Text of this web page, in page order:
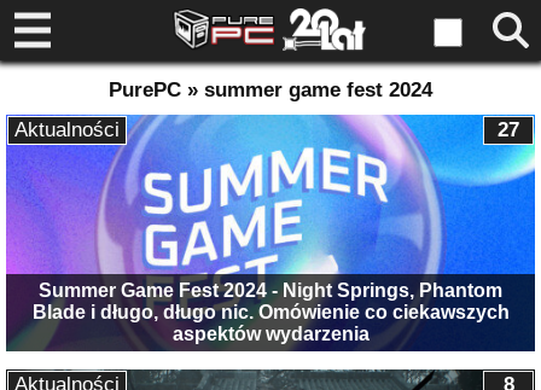
PurePC » summer game fest 2024
Summer Game Fest 2024 - Night Springs, Phantom
Blade i długo, długo nic. Omówienie co ciekawszych
aspektów wydarzenia
27
Aktualności
8
Aktualności